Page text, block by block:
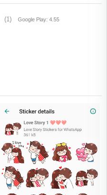
(1) Google Play: 4.55